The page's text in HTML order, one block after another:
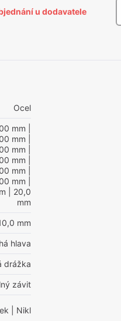
u dodavatele
Ocel
mm
mm
mm
mm
mm
mm
| 20,0
mm
mm
hlava
drážka
závit
| Nikl